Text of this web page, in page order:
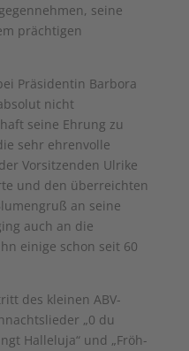
seine
prächtigen
Präsidentin Barbora
nicht
seine Ehrung zu
sehr ehrenvolle
Vorsitzenden Ulrike
und den überreichten
an seine
auch an die
einige schon seit 60
des kleinen ABV-
„0 du
Halleluja“ und „Fröh­